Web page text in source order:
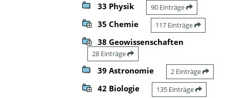
33 Physik 90 Einträge
35 Chemie 117 Einträge
38 Geowissenschaften
28 Einträge
39 Astronomie 2 Einträge
42 Biologie 135 Einträge